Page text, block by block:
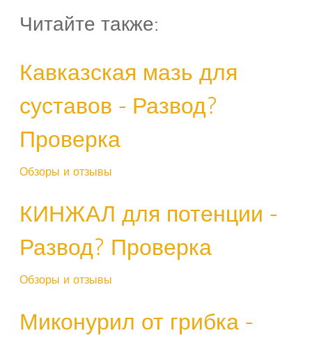
Читайте также:
Кавказская мазь для
суставов - Развод?
Проверка
Обзоры и отзывы
КИНЖАЛ для потенции -
Развод? Проверка
Обзоры и отзывы
Миконурил от грибка -